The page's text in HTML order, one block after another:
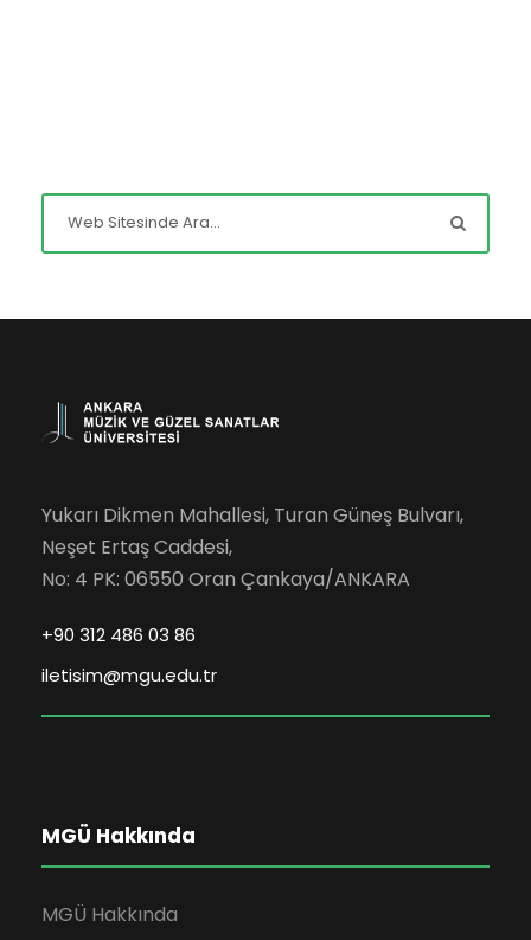
Yukarı Dikmen Mahallesi, Turan Güneş Bulvarı,
Neşet Ertaş Caddesi,
No: 4 PK: 06550 Oran Çankaya/ANKARA
+90 312 486 03 86
iletisim@mgu.edu.tr
MGÜ Hakkında
MGÜ Hakkında